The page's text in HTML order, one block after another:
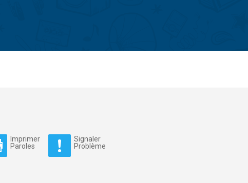
Imprimer
Paroles
Signaler
Problème